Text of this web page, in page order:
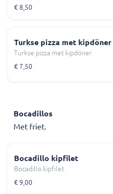
€ 8,50
Turkse pizza met kipdöner
Turkse pizza met kipdöner
€ 7,50
Bocadillos
Met friet.
Bocadillo kipfilet
Bocadillo kipfilet
€ 9,00